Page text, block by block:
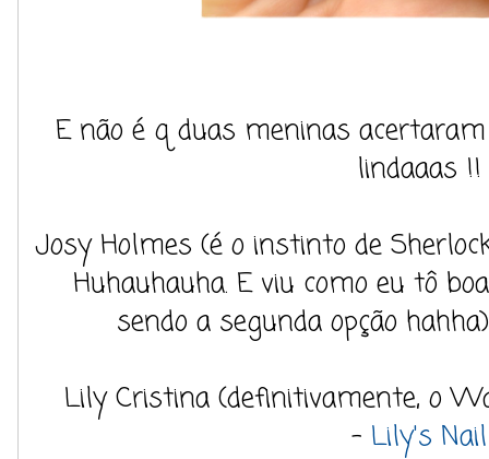
E não é q duas meninas
lindaaas !!
Josy Holmes (é o instinto de
Huhauhauha. E viu como eu tô
sendo a segunda opção
Lily Cristina (definitivamente, o
- Lily's Nail